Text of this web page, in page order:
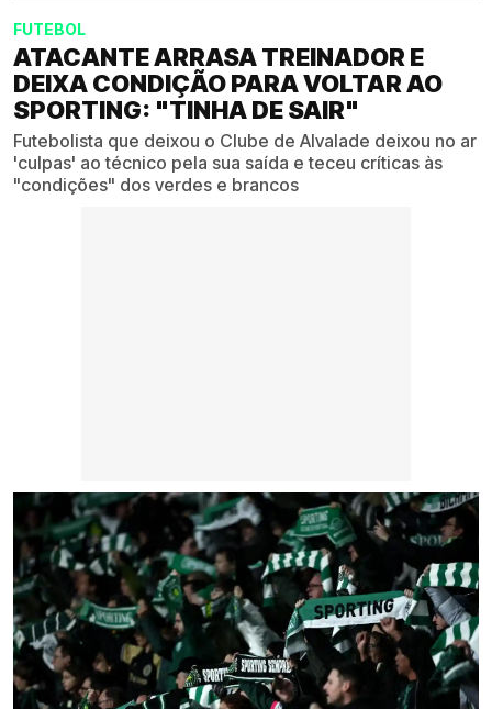
FUTEBOL
ATACANTE ARRASA TREINADOR E
DEIXA CONDIÇÃO PARA VOLTAR AO
SPORTING: "TINHA DE SAIR"
Futebolista que deixou o Clube de Alvalade deixou no ar
'culpas' ao técnico pela sua saída e teceu críticas às
"condições" dos verdes e brancos